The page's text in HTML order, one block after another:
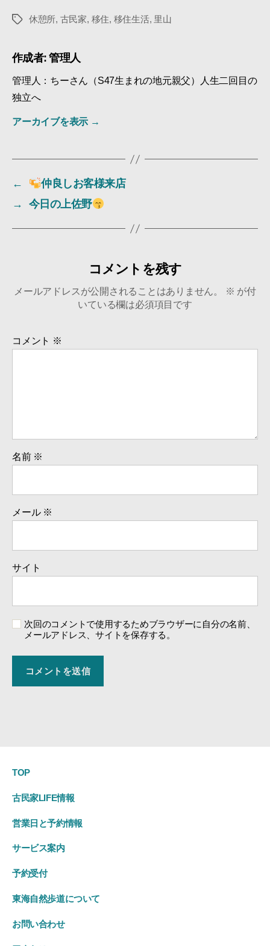
c
b
o
o
k
tt
e
g
ail
タ
休憩所, 古民家, 移住, 移住生活, 里山
作成者: 管理人
管理人：ちーさん（S47生まれの地元親父）人生二回目の
独立へ
アーカイブを表示 →
←
仲良しお客様来店
→
今日の上佐野
コメントを残す
メールアドレスが公開されることはありません。 ※ が付
いている欄は必須項目です
コメント ※
名前 ※
メール ※
サイト
次回のコメントで使用するためブラウザーに自分の名前、
メールアドレス、サイトを保存する。
TOP
古民家LIFE情報
営業日と予約情報
サービス案内
予約受付
東海自然歩道について
お問い合わせ